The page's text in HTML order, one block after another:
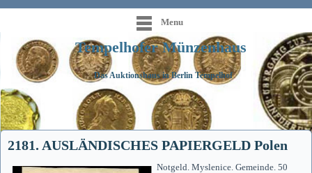
Menu
Tempelhofer Münzenhaus
Das Auktionshaus in Berlin Tempelhof
2181. AUSLÄNDISCHES PAPIERGELD Polen
Notgeld. Myslenice. Gemeinde. 50